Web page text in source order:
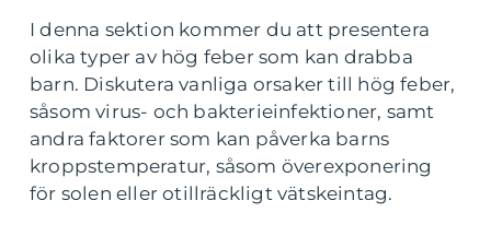
I denna sektion kommer du att presentera
olika typer av hög feber som kan drabba
barn. Diskutera vanliga orsaker till hög feber,
såsom virus- och bakterieinfektioner, samt
andra faktorer som kan påverka barns
kroppstemperatur, såsom överexponering
för solen eller otillräckligt vätskeintag.